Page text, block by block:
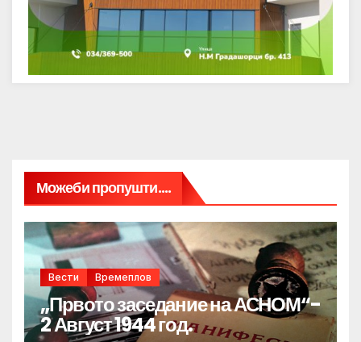
Можеби пропушти....
Вести Времеплов
„Првото заседание на АСНОМ“-
2 Август 1944 год.